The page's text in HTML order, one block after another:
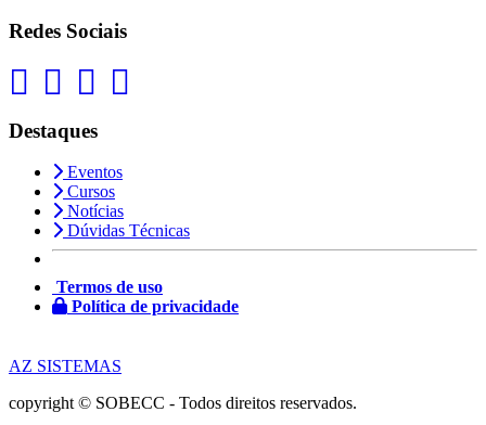
Redes Sociais
Destaques
Eventos
Cursos
Notícias
Dúvidas Técnicas
Termos de uso
Política de privacidade
AZ SISTEMAS
copyright © SOBECC - Todos direitos reservados.